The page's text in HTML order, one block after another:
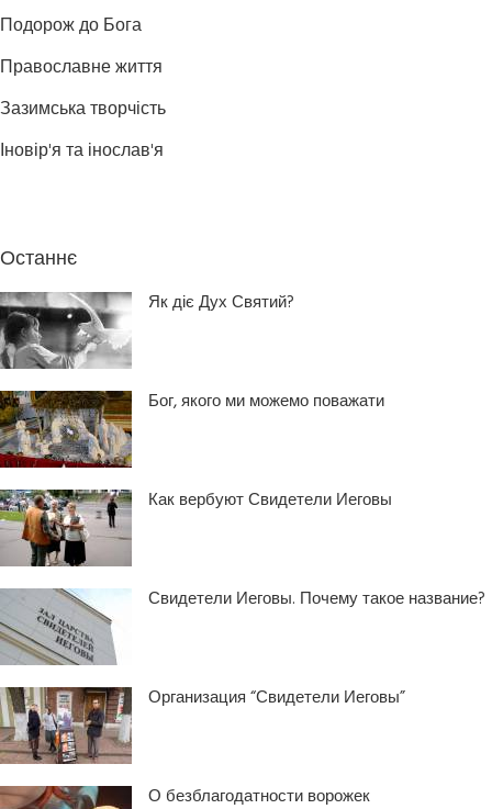
Подорож до Бога
Православне життя
Зазимська творчість
Іновір'я та інослав'я
Останнє
Як діє Дух Святий?
Бог, якого ми можемо поважати
Как вербуют Свидетели Иеговы
Свидетели Иеговы. Почему такое название?
Организация “Свидетели Иеговы”
О безблагодатности ворожек